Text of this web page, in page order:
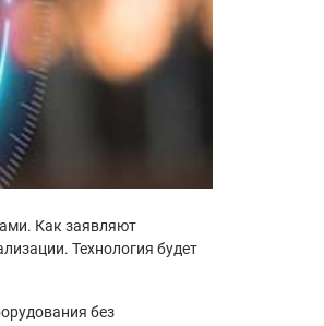
Как заявляют
Технология будет
без